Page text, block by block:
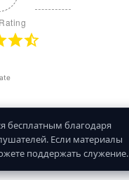
бесплатным благодаря
Если материалы
поддержать служение.